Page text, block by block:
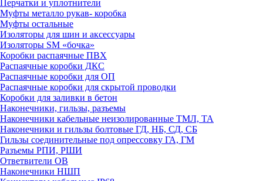
Перчатки и уплотнители
Муфты металло рукав- коробка
Муфты остальные
Изоляторы для шин и аксессуары
Изоляторы SM «бочка»
Коробки распаячные ПВХ
Распаячные коробки ДКС
Распаячные коробки для ОП
Распаячные коробки для скрытой проводки
Коробки для заливки в бетон
Наконечники, гильзы, разъемы
Наконечники кабельные неизолированные ТМЛ, ТА
Наконечники и гильзы болтовые ГД, НБ, СД, СБ
Гильзы соединительные под опрессовку ГА, ГМ
Разъемы РПИ, РШИ
Ответвители ОВ
Наконечники НШП